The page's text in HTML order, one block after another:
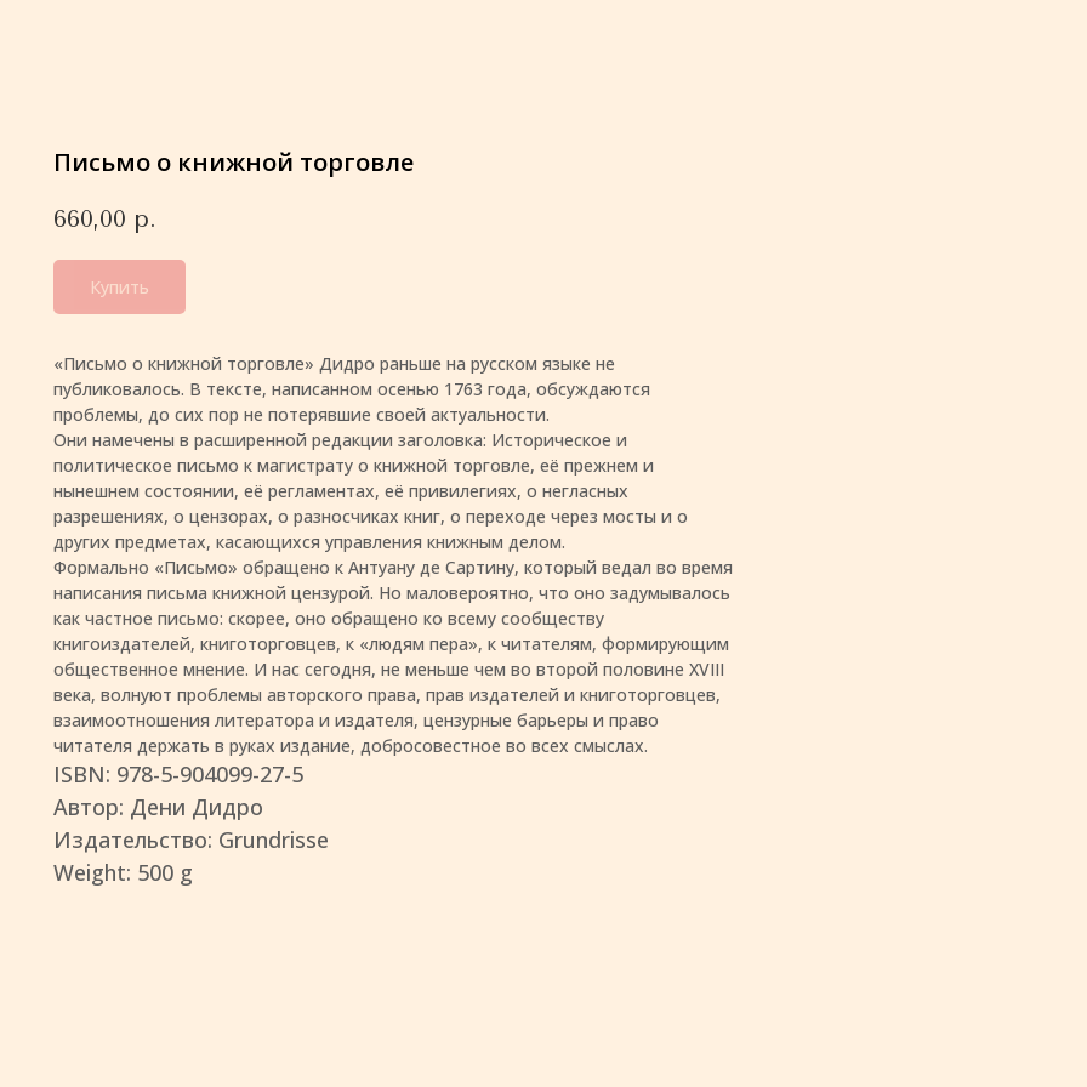
Письмо о книжной торговле
660,00 р.
Купить
«Письмо о книжной торговле» Дидро раньше на русском языке не
публиковалось. В тексте, написанном осенью 1763 года, обсуждаются
проблемы, до сих пор не потерявшие своей актуальности.
Они намечены в расширенной редакции заголовка: Историческое и
политическое письмо к магистрату о книжной торговле, её прежнем и
нынешнем состоянии, её регламентах, её привилегиях, о негласных
разрешениях, о цензорах, о разносчиках книг, о переходе через мосты и о
других предметах, касающихся управления книжным делом.
Формально «Письмо» обращено к Антуану де Сартину, который ведал во время
написания письма книжной цензурой. Но маловероятно, что оно задумывалось
как частное письмо: скорее, оно обращено ко всему сообществу
книгоиздателей, книготорговцев, к «людям пера», к читателям, формирующим
общественное мнение. И нас сегодня, не меньше чем во второй половине XVIII
века, волнуют проблемы авторского права, прав издателей и книготорговцев,
взаимоотношения литератора и издателя, цензурные барьеры и право
читателя держать в руках издание, добросовестное во всех смыслах.
ISBN: 978-5-904099-27-5
Автор: Дени Дидро
Издательство: Grundrisse
Weight: 500 g